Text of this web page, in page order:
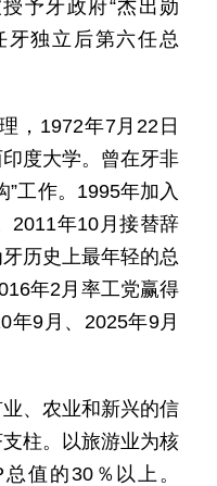
予牙政府“杰出勋
牙独立后第六任总
，1972年7月22日
度大学。曾在牙非
”工作。1995年加入
2011年10月接替辞
历史上最年轻的总
年2月率工党赢得
年9月、2025年9月
、农业和新兴的信
柱。以旅游业为核
值的30％以上。